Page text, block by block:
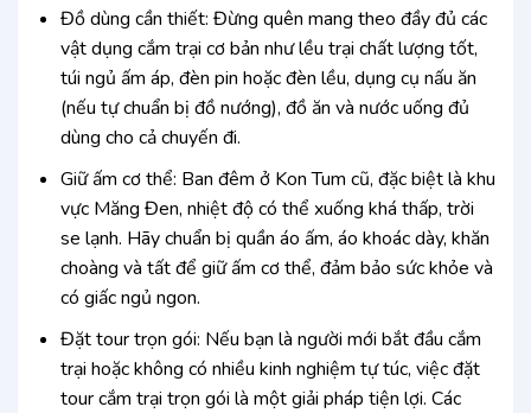
Đồ dùng cần thiết: Đừng quên mang theo đầy đủ các
vật dụng cắm trại cơ bản như lều trại chất lượng tốt,
túi ngủ ấm áp, đèn pin hoặc đèn lều, dụng cụ nấu ăn
(nếu tự chuẩn bị đồ nướng), đồ ăn và nước uống đủ
dùng cho cả chuyến đi.
Giữ ấm cơ thể: Ban đêm ở Kon Tum cũ, đặc biệt là khu
vực Măng Đen, nhiệt độ có thể xuống khá thấp, trời
se lạnh. Hãy chuẩn bị quần áo ấm, áo khoác dày, khăn
choàng và tất để giữ ấm cơ thể, đảm bảo sức khỏe và
có giấc ngủ ngon.
Đặt tour trọn gói: Nếu bạn là người mới bắt đầu cắm
trại hoặc không có nhiều kinh nghiệm tự túc, việc đặt
tour cắm trại trọn gói là một giải pháp tiện lợi. Các